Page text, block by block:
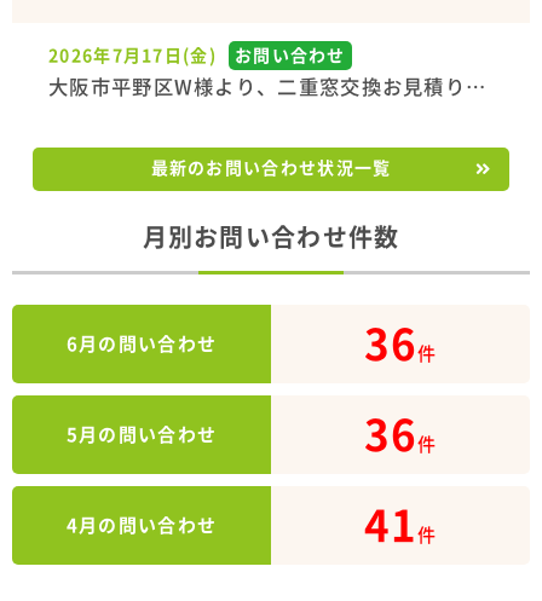
2026年7月17日(金) お問い合わせ
大阪市平野区W様より、二重窓交換お見積り…
2026年7月17日(金) お問い合わせ
2026年7月3日(金) お問い合わせ
2026年7月3日(金)
大阪市生野区Y様より、給湯器交換お見積り…
2026年7月2日(木)
大阪府高石市I様より、改装工事お見積り依…
最新のお問い合わせ状況一覧
月別お問い合わせ件数
6月の問い合わせ 36件
5月の問い合わせ 36件
4月の問い合わせ 41件